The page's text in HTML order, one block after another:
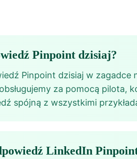
Pinpoint dzisiaj?
Pinpoint dzisiaj w
za pomocą pilota,
spójną z wszystkimi
LinkedIn